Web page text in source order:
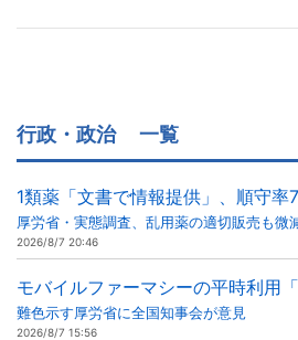
行政・政治 一覧
1類薬「文書で情報提供」、順守率
厚労省・実態調査、乱用薬の適切販売も微
2026/8/7 20:46
モバイルファーマシーの平時利用
難色示す厚労省に全国知事会が意見
2026/8/7 15:56